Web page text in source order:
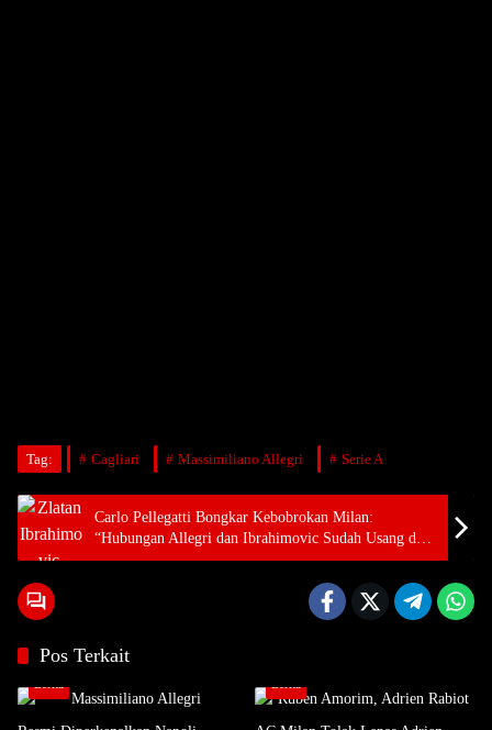
Tag: Cagliari Massimiliano Allegri Serie A
Carlo Pellegatti Bongkar Kebobrokan Milan:
“Hubungan Allegri dan Ibrahimovic Sudah Usang dan
Hancur!”
Pos Terkait